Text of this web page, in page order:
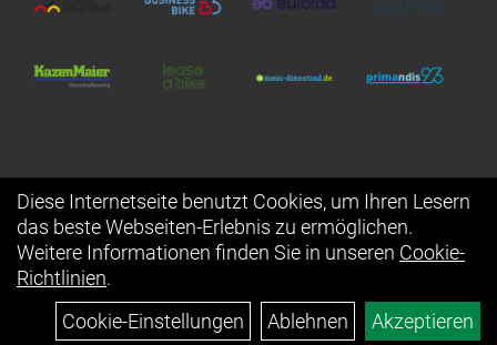
Diese Internetseite benutzt Cookies, um Ihren Lesern
das beste Webseiten-Erlebnis zu ermöglichen.
Weitere Informationen finden Sie in unseren Cookie-
Richtlinien.
Cookie-Einstellungen
Ablehnen Akzeptieren
Auftrag widerrufen